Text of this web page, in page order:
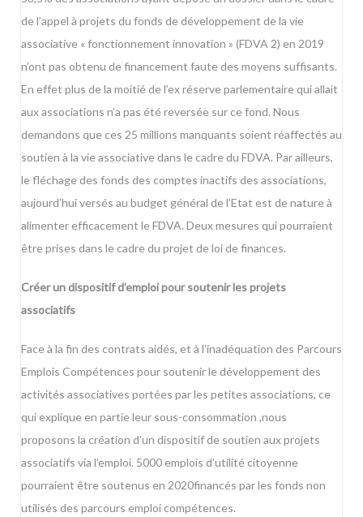
de l’appel à projets du fonds de développement de la vie
associative « fonctionnement innovation » (FDVA 2) en 2019
n’ont pas obtenu de financement faute des moyens suffisants.
En effet plus de la moitié de l’ex réserve parlementaire qui allait
aux associations n’a pas été reversée sur ce fond. Nous
demandons que ces 25 millions manquants soient réaffectés au
soutien à la vie associative dans le cadre du FDVA. Par ailleurs,
le fléchage des fonds des comptes inactifs des associations,
aujourd’hui versés au budget général de l’Etat est de nature à
alimenter efficacement le FDVA. Deux mesures qui pourraient
être prises dans le cadre du projet de loi de finances.
Créer un dispositif d’emploi pour soutenir les projets
associatifs
Face à la fin des contrats aidés, et à l’inadéquation des Parcours
Emplois Compétences pour soutenir le développement des
activités associatives portées par les petites associations, ce
qui explique en partie leur sous-consommation ,nous
proposons la création d’un dispositif de soutien aux projets
associatifs via l’emploi. 5000 emplois d’utilité citoyenne
pourraient être soutenus en 2020financés par les fonds non
utilisés des parcours emploi compétences.